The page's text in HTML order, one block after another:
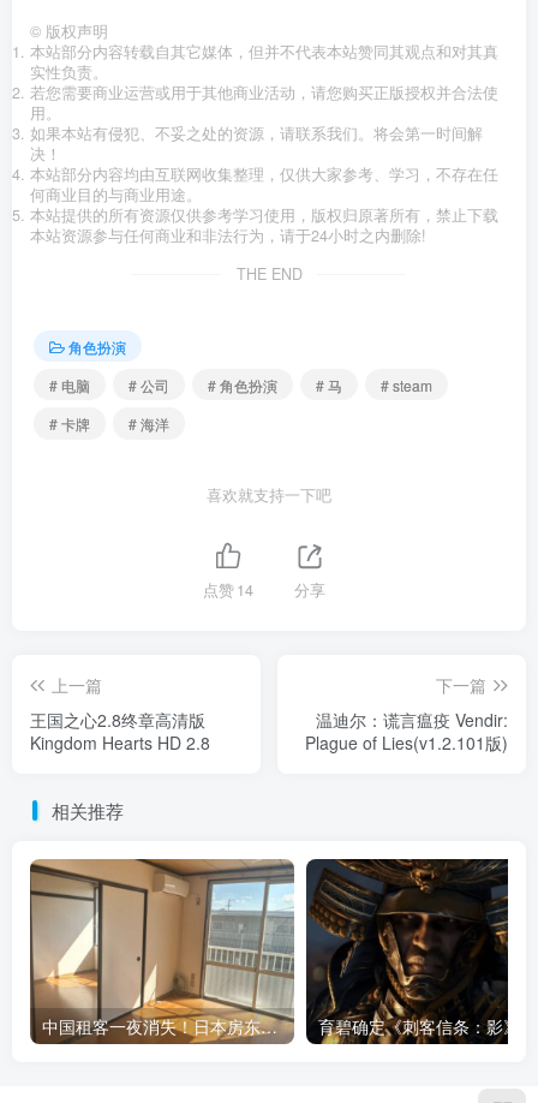
© 版权声明
本站部分内容转载自其它媒体，但并不代表本站赞同其观点和对其真
实性负责。
若您需要商业运营或用于其他商业活动，请您购买正版授权并合法使
用。
如果本站有侵犯、不妥之处的资源，请联系我们。将会第一时间解
决！
本站部分内容均由互联网收集整理，仅供大家参考、学习，不存在任
何商业目的与商业用途。
本站提供的所有资源仅供参考学习使用，版权归原著所有，禁止下载
本站资源参与任何商业和非法行为，请于24小时之内删除!
THE END
角色扮演
# 电脑
# 公司 # 角色扮演 # 马
# steam
# 卡牌
# 海洋
喜欢就支持一下吧
点赞14 分享
上一篇
王国之心2.8终章高清版
Kingdom Hearts HD 2.8
下一篇
温迪尔：谎言瘟疫 Vendir:
Plague of Lies(v1.2.101版)
相关推荐
中国租客一夜消失！日本房东看到房内情形大呼：太惊人了